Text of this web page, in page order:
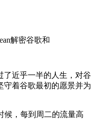
解密谷歌和
近乎一半的人生，对谷
守着谷歌最初的愿景并为
，每到周二的流量高